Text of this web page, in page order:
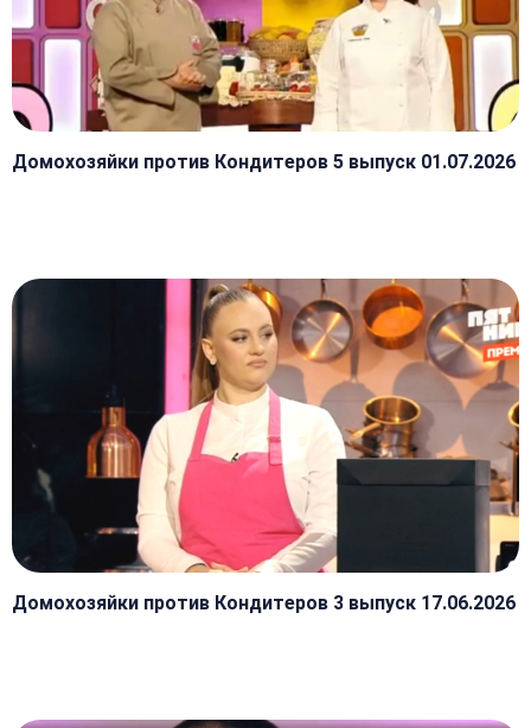
Домохозяйки против Кондитеров 5 выпуск 01.07.2026
Домохозяйки против Кондитеров 3 выпуск 17.06.2026